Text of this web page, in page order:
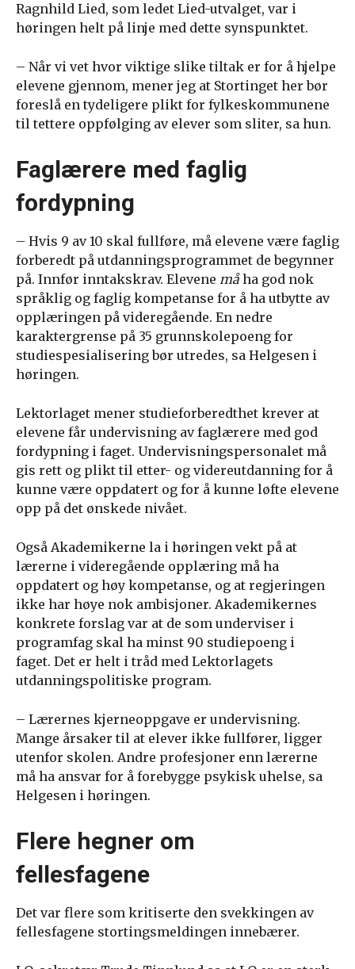
Ragnhild Lied, som ledet Lied-utvalget, var i
høringen helt på linje med dette synspunktet.
– Når vi vet hvor viktige slike tiltak er for å hjelpe
elevene gjennom, mener jeg at Stortinget her bør
foreslå en tydeligere plikt for fylkeskommunene
til tettere oppfølging av elever som sliter, sa hun.
Faglærere med faglig
fordypning
– Hvis 9 av 10 skal fullføre, må elevene være faglig
forberedt på utdanningsprogrammet de begynner
på. Innfør inntakskrav. Elevene måha god nok
språklig og faglig kompetanse for å ha utbytte av
opplæringen på videregående. En nedre
karaktergrense på 35 grunnskolepoeng for
studiespesialisering bør utredes, sa Helgesen i
høringen.
Lektorlaget mener studieforberedthet krever at
elevene får undervisning av faglærere med god
fordypning i faget. Undervisningspersonalet må
gis rett og plikt til etter- og videreutdanning for å
kunne være oppdatert og for å kunne løfte elevene
opp på det ønskede nivået.
Også Akademikerne la i høringen vekt på at
lærerne i videregående opplæring må ha
oppdatert og høy kompetanse, og at regjeringen
ikke har høye nok ambisjoner. Akademikernes
konkrete forslag var at de som underviser i
programfag skal ha minst 90 studiepoeng i
faget. Det er helt i tråd med Lektorlagets
utdanningspolitiske program.
– Lærernes kjerneoppgave er undervisning.
Mange årsaker til at elever ikke fullfører, ligger
utenfor skolen. Andre profesjoner enn lærerne
må ha ansvar for å forebygge psykisk uhelse, sa
Helgesen i høringen.
Flere hegner om
fellesfagene
Det var flere som kritiserte den svekkingen av
fellesfagene stortingsmeldingen innebærer.